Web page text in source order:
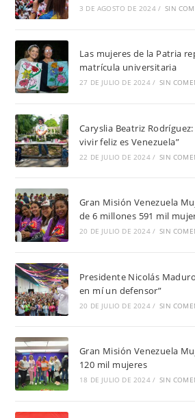
3 DE AGOSTO DE 2024 / SIN
Las mujeres de la Patria
matrícula universitaria
27 DE JULIO DE 2024 / SIN
Caryslia Beatriz
vivir feliz es Venezuela”
22 DE JULIO DE 2024 / SIN
Gran Misión Venezuela
de 6 millones 591 mil
20 DE JULIO DE 2024 / SIN
Presidente Nicolás
en mí un defensor”
20 DE JULIO DE 2024 / SIN
Gran Misión Venezuela
120 mil mujeres
18 DE JULIO DE 2024 / SIN